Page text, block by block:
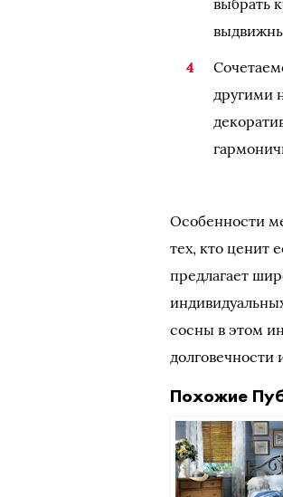
выбрать
другими
Особенности
тех, кто ценит
предлагает
сосны в этом
Похожие